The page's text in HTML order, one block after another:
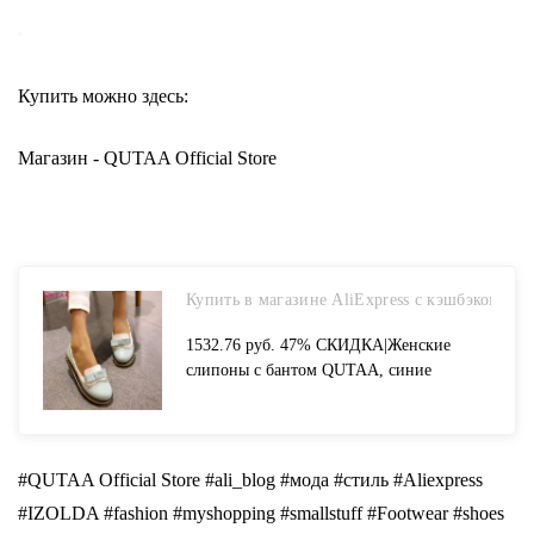
Купить можно здесь:
Магазин - QUTAA Official Store
Купить в магазине AliExpress с кэшбэком
1532.76 руб. 47% СКИДКА|Женские
слипоны с бантом QUTAA, синие
in Женские туфли from Туфли on
Aliexpress.com | Alibaba Group
#QUTAA Official Store #ali_blog #мoдa #стиль #Aliexpress
#IZOLDA #fashion #myshopping #smallstuff #Footwear #shoes